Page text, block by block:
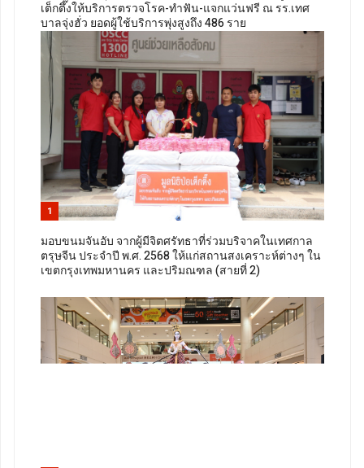
เต็กตึ๊งให้บริการตรวจโรค-ทำฟัน-แจกแว่นฟรี ณ รร.เทศ
บาลจุ่งฮั่ว ยอดผู้ใช้บริการพุ่งสูงถึง 486 ราย
1
มอบขนมจันอับ จากผู้มีจิตศรัทธาที่ร่วมบริจาคในเทศกาล
ตรุษจีน ประจำปี พ.ศ. 2568 ให้แก่สถานสงเคราะห์ต่างๆ ใน
เขตกรุงเทพมหานคร และปริมณฑล (สายที่ 2)